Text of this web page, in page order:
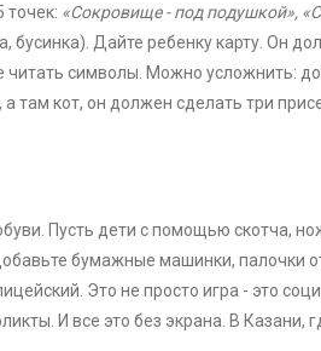
точек: «Сокровище - под подушкой»,
бусинка). Дайте ребенку карту. Он
символы. Можно усложнить:
там кот, он должен сделать три
Пусть дети с помощью скотча,
бумажные машинки, палочки
Это не просто игра - это
И все это без экрана. В Казани,